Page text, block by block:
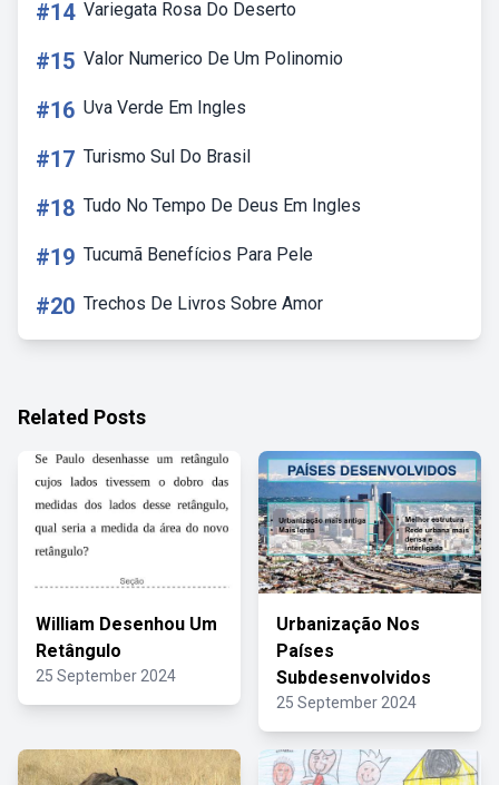
#14 Variegata Rosa Do Deserto
#15 Valor Numerico De Um Polinomio
#16 Uva Verde Em Ingles
#17 Turismo Sul Do Brasil
#18 Tudo No Tempo De Deus Em Ingles
#19 Tucumã Benefícios Para Pele
#20 Trechos De Livros Sobre Amor
Related Posts
William Desenhou Um
Retângulo
25 September 2024
Urbanização Nos
Países
Subdesenvolvidos
25 September 2024